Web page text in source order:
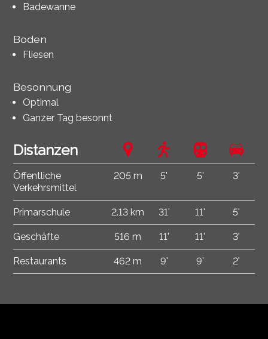
Badewanne
Boden
Fliesen
Besonnung
Optimal
Ganzer Tag besonnt
Distanzen
Öffentliche
Verkehrsmittel
205 m 5' 5' 3'
Primarschule 2.13 km 31' 11' 5'
Geschäfte 516 m 11' 11' 3'
Restaurants 462 m 9' 9' 2'